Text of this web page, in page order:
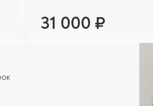
31 000 ₽